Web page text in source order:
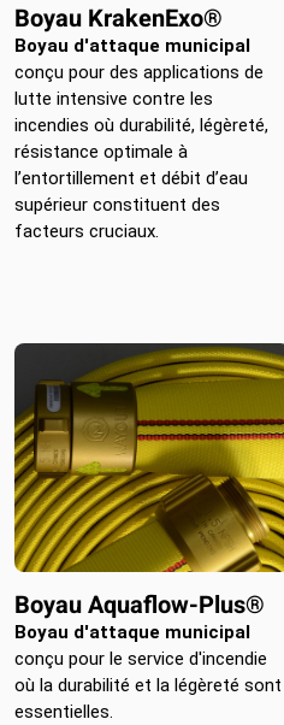
Boyau KrakenExo®
Boyau d'attaque municipal
conçu pour des applications de
lutte intensive contre les
incendies où durabilité, légèreté,
résistance optimale à
l’entortillement et débit d’eau
supérieur constituent des
facteurs cruciaux.
Boyau Aquaflow-Plus®
Boyau d'attaque municipal
conçu pour le service d'incendie
où la durabilité et la légèreté sont
essentielles.